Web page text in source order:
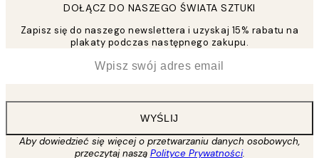
DOŁĄCZ DO NASZEGO ŚWIATA SZTUKI
Zapisz się do naszego newslettera i uzyskaj 15% rabatu na
plakaty podczas następnego zakupu.
WYŚLIJ
Aby dowiedzieć się więcej o przetwarzaniu danych osobowych,
przeczytaj naszą Polityce Prywatności.